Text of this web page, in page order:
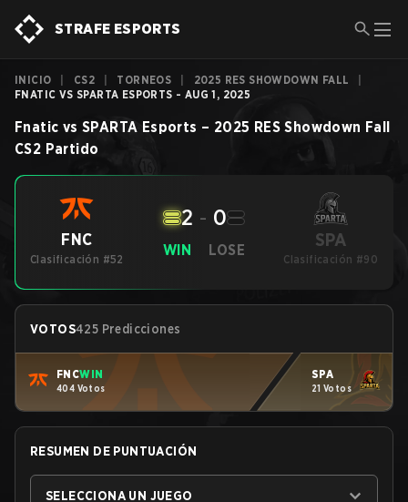
STRAFE ESPORTS
INICIO CS2 TORNEOS 2025 RES SHOWDOWN FALL
FNATIC VS SPARTA ESPORTS - AUG 1, 2025
Fnatic vs SPARTA Esports – 2025 RES Showdown Fall
CS2 Partido
FNC
Clasificación #52
WIN
2 - 0
LOSE SPA
Clasificación #90
VOTOS425 Predicciones
FNCWIN
404 Votos
SPA
21 Votos
RESUMEN DE PUNTUACIÓN
SELECCIONA UN JUEGO